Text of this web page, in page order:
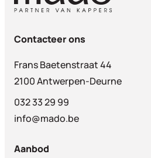
Contacteer ons
Frans Baetenstraat 44
2100 Antwerpen-Deurne
032 33 29 99
info@mado.be
Aanbod